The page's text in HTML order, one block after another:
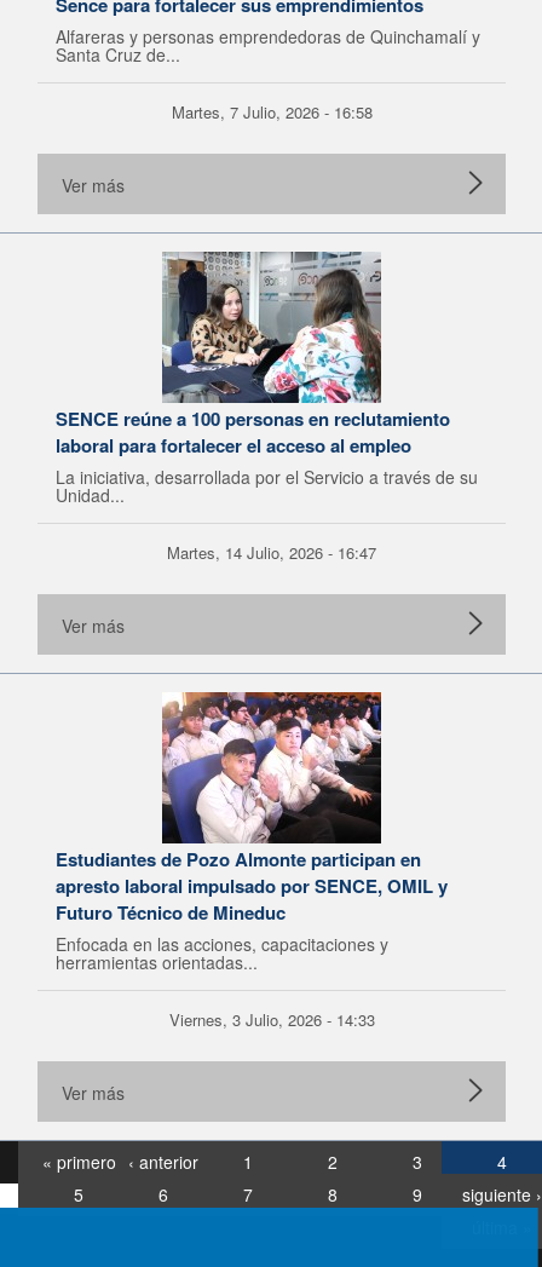
Alfareras y personas emprendedoras de Quinchamalí y
Santa Cruz de...
Martes, 7 Julio, 2026 - 16:58
Ver más
SENCE reúne a 100 personas en reclutamiento
laboral para fortalecer el acceso al empleo
La iniciativa, desarrollada por el Servicio a través de su
Unidad...
Martes, 14 Julio, 2026 - 16:47
Ver más
Estudiantes de Pozo Almonte participan en
apresto laboral impulsado por SENCE, OMIL y
Futuro Técnico de Mineduc
Enfocada en las acciones, capacitaciones y
herramientas orientadas...
Viernes, 3 Julio, 2026 - 14:33
Ver más
« primero ‹ anterior 1 2 3
4
5
6 7 8 9
siguiente ›